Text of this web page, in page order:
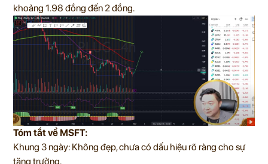
khoảng 1.98 đồng đến 2 đồng.
Tóm tắt về MSFT:
Khung 3 ngày: Không đẹp, chưa có dấu hiệu rõ ràng cho sự
tăng trưởng.